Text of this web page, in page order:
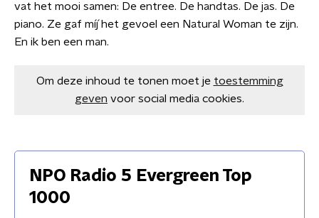
vat het mooi samen: De entree. De handtas. De jas. De
piano. Ze gaf míj́ het gevoel een Natural Woman te zijn.
En ik ben een man.
Om deze inhoud te tonen moet je toestemming
geven voor social media cookies.
NPO Radio 5 Evergreen Top
1000